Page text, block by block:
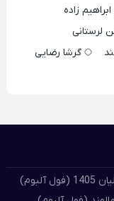
زاده
لرستانی
گرشا رضایی